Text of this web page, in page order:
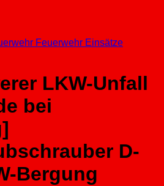
Feuerwehr Einsätze
LKW-Unfall
bei
D-
Bergung